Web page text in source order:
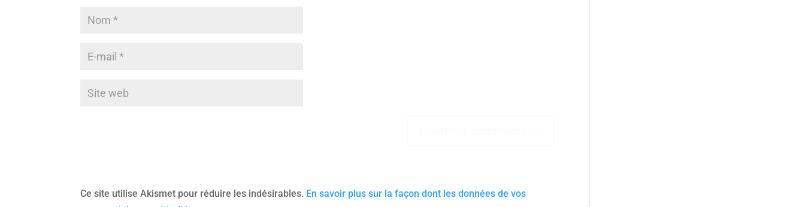
Ce site utilise Akismet pour réduire les indésirables. En savoir plus sur la façon dont les données de vos